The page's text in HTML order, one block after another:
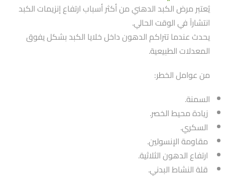
يُعتبر مرض الكبد الدهني من أكثر أسباب ارتفاع إنزيمات الكبد
انتشاراََ في الوقت الحالي.
يحدث عندما تتراكم الدهون داخل خلايا الكبد بشكل يفوق
المعدلات الطبيعية.
من عوامل الخطر:
السمنة.
زيادة محيط الخصر.
السكري.
مقاومة الإنسولين.
ارتفاع الدهون الثلاثية.
قلة النشاط البدني.